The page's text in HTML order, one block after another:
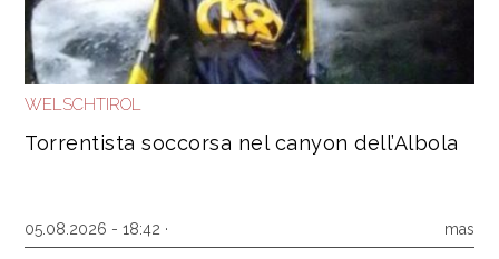
WELSCHTIROL
Torrentista soccorsa nel canyon dell’Albola
05.08.2026 - 18:42 · mas